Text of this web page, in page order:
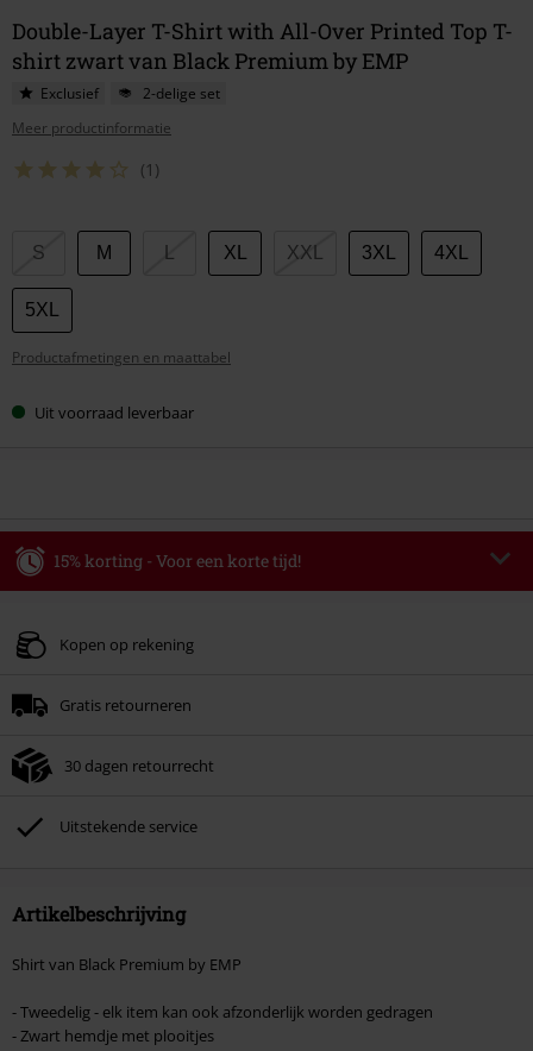
Double-Layer T-Shirt with All-Over Printed Top T-
shirt zwart van Black Premium by EMP
Exclusief
2-delige set
Meer productinformatie
(1)
Kies
maat
S M XL XXL 3XL 4XL
5XL
Productafmetingen en maattabel
Uit voorraad leverbaar
15% korting - Voor een korte tijd!
Geldig t/m 09-08-2026
Zodra je de code hebt ingevoerd, wordt de korting automatisch verrekend in
Kan niet gecombineerd worden met andere kortingscodes. Boeken, media,
Toten Hosen, Metality, cadeaubonnen en artikelen met een inbegrepen
donatie zijn uitgesloten van de korting.
Kopen op rekening
Gratis retourneren
30 dagen retourrecht
Uitstekende service
Artikelbeschrijving
Shirt van Black Premium by EMP
- Tweedelig - elk item kan ook afzonderlijk worden gedragen
- Zwart hemdje met plooitjes